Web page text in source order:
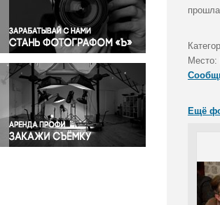
Правосудие
Происшествия и конфликты
Религия
Светская жизнь
Спорт
Экология
Экономика и бизнес
Место:
Ещё